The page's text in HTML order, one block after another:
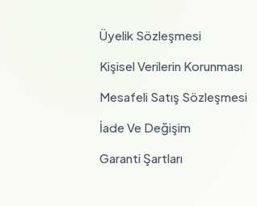
Üyelik Sözleşmesi
Kişisel Verilerin Korunması
Mesafeli Satış Sözleşmesi
İade Ve Değişim
Garanti Şartları